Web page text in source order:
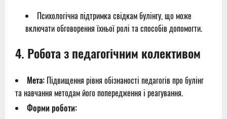
Психологічна підтримка свідкам булінгу, що може
включати обговорення їхньої ролі та способів допомогти.
4. Робота з педагогічним колективом
Мета: Підвищення рівня обізнаності педагогів про булінг
та навчання методам його попередження і реагування.
Форми роботи: